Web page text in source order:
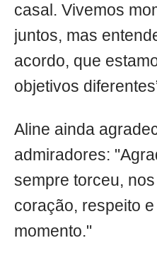
casal. Vivemos
juntos, mas
acordo, que
objetivos
Aline ainda
admiradores:
sempre torceu,
coração, respeito
momento."